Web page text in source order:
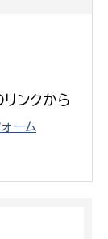
ンクから
ーム